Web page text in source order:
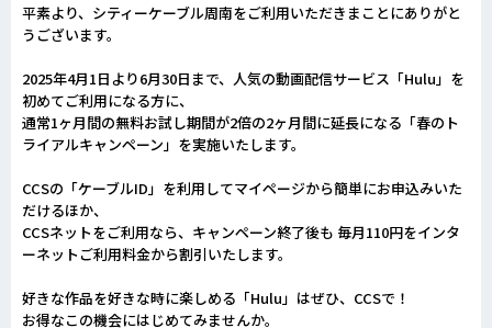
平素より、シティーケーブル周南をご利用いただきまことにありがと
うございます。
2025年4月1日より6月30日まで、人気の動画配信サービス「Hulu」を
初めてご利用になる方に、
通常1ヶ月間の無料お試し期間が2倍の2ヶ月間に延長になる「春のト
ライアルキャンペーン」を実施いたします。
CCSの「ケーブルID」を利用してマイページから簡単にお申込みいた
だけるほか、
CCSネットをご利用なら、キャンペーン終了後も 毎月110円をインタ
ーネットご利用料金から割引いたします。
好きな作品を好きな時に楽しめる「Hulu」はぜひ、CCSで！
お得なこの機会にはじめてみませんか。